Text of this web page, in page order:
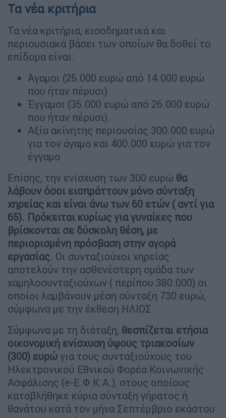
Τα νέα κριτήρια
Τα νέα κριτήρια, εισοδηματικά και
περιουσιακά βάσει των οποίων θα δοθεί το
επίδομα είναι:
Άγαμοι (25.000 ευρώ από 14.000 ευρώ
που ήταν πέρυσι)
Έγγαμοι (35.000 ευρώ από 26.000 ευρώ
που ήταν πέρυσι).
Αξία ακίνητης περιουσίας 300.000 ευρώ
για τον άγαμο και 400.000 ευρώ για τον
έγγαμο
Επίσης, την ενίσχυση των 300 ευρώ θα
λάβουν όσοι εισπράττουν μόνο σύνταξη
χηρείας και είναι άνω των 60 ετών ( αντί για
65). Πρόκειται κυρίως για γυναίκες που
βρίσκονται σε δύσκολη θέση, με
περιορισμένη πρόσβαση στην αγορά
εργασίας. Oι συνταξιούχοι χηρείας
αποτελούν την ασθενέστερη ομάδα των
χαμηλοσυνταξιούχων ( περίπου 380.000) οι
οποίοι λαμβάνουν μέση σύνταξη 730 ευρώ,
σύμφωνα με την έκθεση ΗΛΙΟΣ.
Σύμφωνα με τη διάταξη, θεσπίζεται ετήσια
οικονομική ενίσχυση ύψους τριακοσίων
(300) ευρώ για τους συνταξιούχους του
Ηλεκτρονικού Εθνικού Φορέα Κοινωνικής
Ασφάλισης (e-Ε.Φ.Κ.Α.), στους οποίους
καταβλήθηκε κύρια σύνταξη γήρατος ή
θανάτου κατά τον μήνα Σεπτέμβριο εκάστου